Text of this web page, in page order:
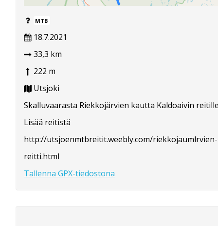
MTB
18.7.2021
33,3 km
222 m
Utsjoki
Skalluvaarasta Riekkojärvien kautta Kaldoaivin
Lisää reitistä
http://utsjoenmtbreitit.weebly.com/riekkojaumlrvien-
reitti.html
Tallenna GPX-tiedostona